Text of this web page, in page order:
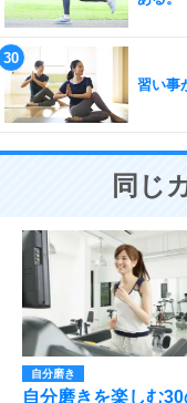
習い事
同じ
自分磨き
自分磨きを楽しむ